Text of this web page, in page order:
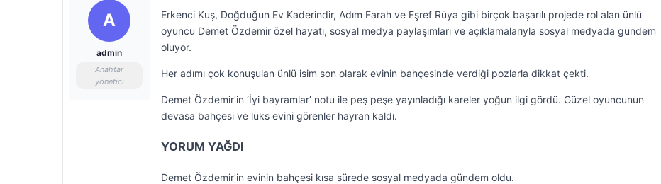
A
admin
Anahtar
yönetici
Erkenci Kuş, Doğduğun Ev Kaderindir, Adım Farah ve Eşref Rüya gibi birçok başarılı projede rol alan ünlü
oyuncu Demet Özdemir özel hayatı, sosyal medya paylaşımları ve açıklamalarıyla sosyal medyada gündem
oluyor.
Her adımı çok konuşulan ünlü isim son olarak evinin bahçesinde verdiği pozlarla dikkat çekti.
Demet Özdemir’in ‘İyi bayramlar’ notu ile peş peşe yayınladığı kareler yoğun ilgi gördü. Güzel oyuncunun
devasa bahçesi ve lüks evini görenler hayran kaldı.
YORUM YAĞDI
Demet Özdemir’in evinin bahçesi kısa sürede sosyal medyada gündem oldu.